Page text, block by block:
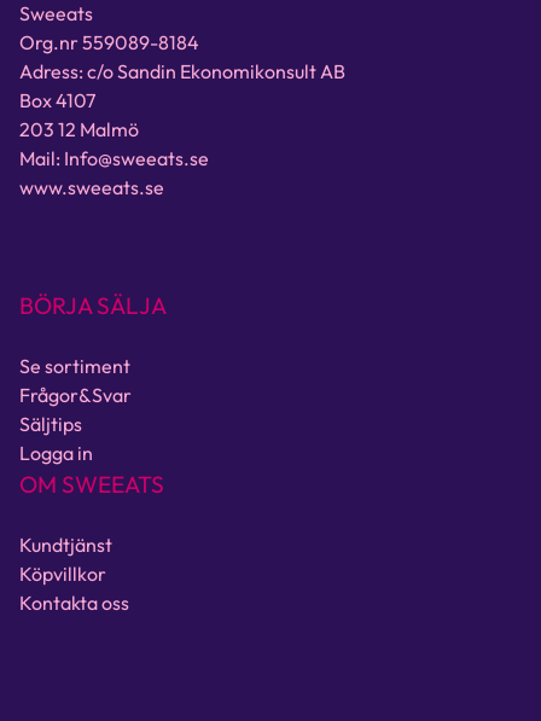
Sweeats
Org.nr 559089-8184
Adress: c/o Sandin Ekonomikonsult AB
Box 4107
203 12 Malmö
Mail: Info@sweeats.se
www.sweeats.se
BÖRJA SÄLJA
Se sortiment
Frågor&Svar
Säljtips
Logga in
OM SWEEATS
Kundtjänst
Köpvillkor
Kontakta oss